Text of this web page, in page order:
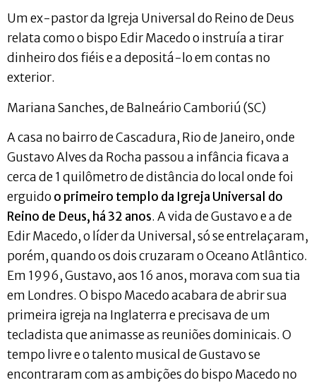
Um ex-pastor da Igreja Universal do Reino de Deus
relata como o bispo Edir Macedo o instruía a tirar
dinheiro dos fiéis e a depositá-lo em contas no
exterior.
Mariana Sanches, de Balneário Camboriú (SC)
A casa no bairro de Cascadura, Rio de Janeiro, onde
Gustavo Alves da Rocha passou a infância ficava a
cerca de 1 quilômetro de distância do local onde foi
erguido o primeiro templo da Igreja Universal do
Reino de Deus, há 32 anos. A vida de Gustavo e a de
Edir Macedo, o líder da Universal, só se entrelaçaram,
porém, quando os dois cruzaram o Oceano Atlântico.
Em 1996, Gustavo, aos 16 anos, morava com sua tia
em Londres. O bispo Macedo acabara de abrir sua
primeira igreja na Inglaterra e precisava de um
tecladista que animasse as reuniões dominicais. O
tempo livre e o talento musical de Gustavo se
encontraram com as ambições do bispo Macedo no